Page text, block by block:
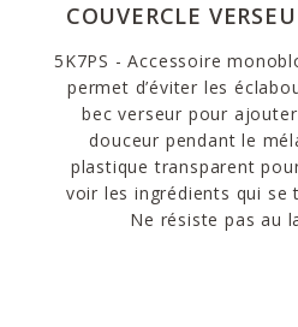
COUVERCLE
5K7PS - Accessoire
permet d’éviter les
bec verseur pour
douceur pendant le
plastique transparent
voir les ingrédients qui se
Ne résiste pas au